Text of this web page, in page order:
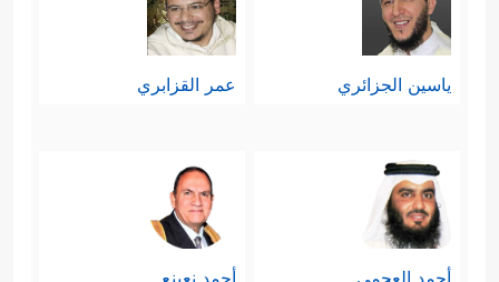
ياسين الجزائري عمر القزابري
أحمد العجمي أحمد نعينع